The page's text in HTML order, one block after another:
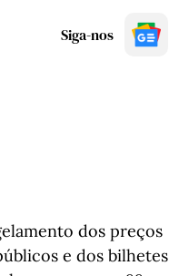
Siga-nos
dos preços
e dos bilhetes